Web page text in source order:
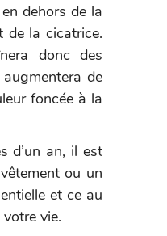
dehors de la
de la cicatrice.
donc des
de
foncée à la
d’un an, il est
ou un
et ce au
vie.